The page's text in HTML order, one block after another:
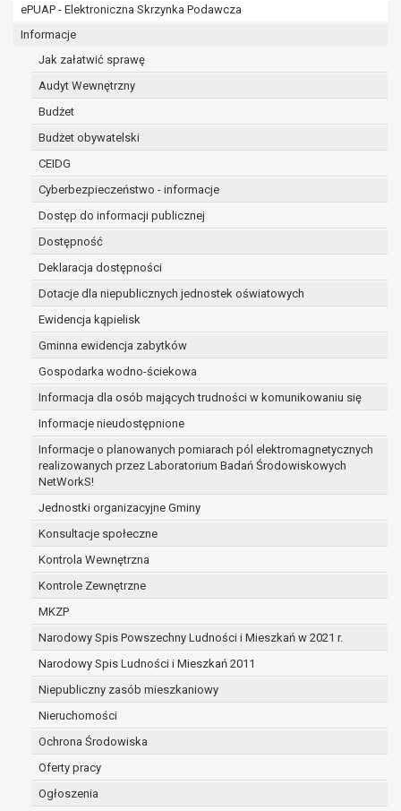
ePUAP - Elektroniczna Skrzynka Podawcza
Informacje
Jak załatwić sprawę
Audyt Wewnętrzny
Budżet
Budżet obywatelski
CEIDG
Cyberbezpieczeństwo - informacje
Dostęp do informacji publicznej
Dostępność
Deklaracja dostępności
Dotacje dla niepublicznych jednostek oświatowych
Ewidencja kąpielisk
Gminna ewidencja zabytków
Gospodarka wodno-ściekowa
Informacja dla osób mających trudności w komunikowaniu się
Informacje nieudostępnione
Informacje o planowanych pomiarach pól elektromagnetycznych
realizowanych przez Laboratorium Badań Środowiskowych
NetWorkS!
Jednostki organizacyjne Gminy
Konsultacje społeczne
Kontrola Wewnętrzna
Kontrole Zewnętrzne
MKZP
Narodowy Spis Powszechny Ludności i Mieszkań w 2021 r.
Narodowy Spis Ludności i Mieszkań 2011
Niepubliczny zasób mieszkaniowy
Nieruchomości
Ochrona Środowiska
Oferty pracy
Ogłoszenia
osobowe w imieniu administratora na
osobowych;
podmioty upoważnione do odbioru danych
przepisów prawa.
Pani/Pana dane osobowe będą przetwarzane
przez okres niezbędny do realizacji celu dla jakiego
zostały zebrane oraz zgodnie z terminami
archiwizacji określonymi przez przepisy prawa
powszechnie obowiązującego.
W przypadku, gdy dane osobowe przetwarzane są
na podstawie zgody osoby, której dane dotyczą
przetwarzanie odbywa się do czasu wycofania tej
zgody.
W przypadku, gdy dane osobowe przetwarzane są
w celu zawarcia i realizacji umowy przetwarzanie
odbywa się przez okres niezbędny do realizacji
zawartej umowy, a po tym czasie w zakresie
wymaganym przez przepisy prawa lub dla
zabezpieczenia ewentualnych roszczeń, a w
przypadku wyrażenia zgody na przetwarzanie
danych po zakończeniu i rozliczeniu umowy, do
czasu wycofania tej zgody.
Ponadto w przypadku umów o dofinansowanie
dane osobowe od momentu pozyskania
przechowywane są przez okres wynikający z
umowy o dofinansowanie zawartej między
beneficjentem a określoną instytucją, trwałości
danego projektu i konieczności zachowania
dokumentacji projektu do celów kontrolnych.
W związku z przetwarzaniem przez
administratora danych osobowych przysługuje
Pani/Panu:
prawo dostępu do treści danych oraz
otrzymywania ich kopii na podstawie art. 15
RODO;
podstawie art. 16 RODO,